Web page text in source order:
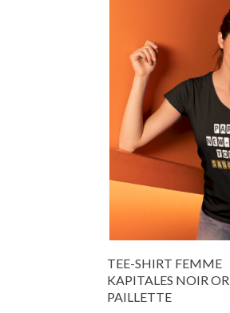
TEE-SHIRT FEMME
KAPITALES NOIR OR
PAILLETTE